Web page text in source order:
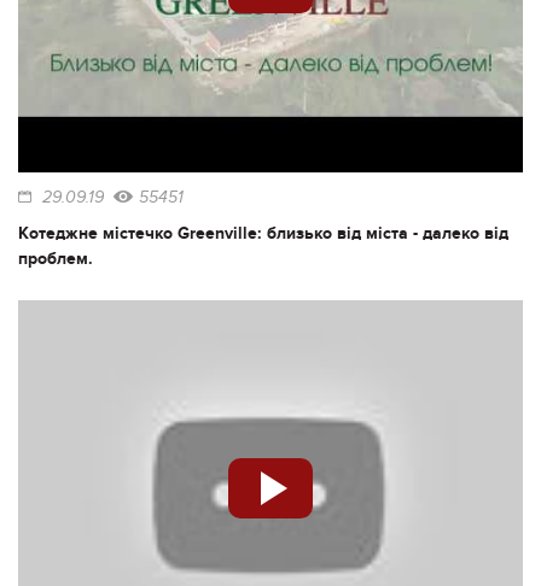
29.09.19 55451
Котеджне містечко Greenville: близько від міста - далеко від
проблем.